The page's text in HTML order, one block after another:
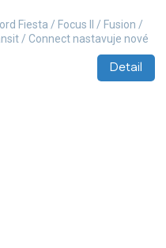
Detail
Fiesta / Focus II / Fusion /
/ Connect nastavuje nové